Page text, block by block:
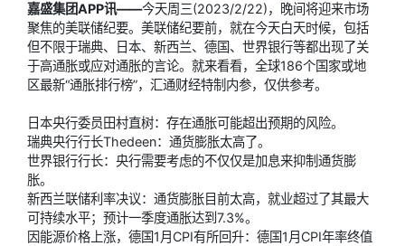
嘉盛集团APP讯——今天周三(2023/2/22)，晚间将迎来市场
聚焦的美联储纪要。美联储纪要前，就在今天白天时候，包括
但不限于瑞典、日本、新西兰、德国、世界银行等都出现了关
于高通胀或应对通胀的言论。就来看看，全球186个国家或地
区最新“通胀排行榜”，汇通财经特制内参，仅供参考。
日本央行委员田村直树：存在通胀可能超出预期的风险。
瑞典央行行长Thedeen：通货膨胀太高了。
世界银行行长：央行需要考虑的不仅仅是加息来抑制通货膨
胀。
新西兰联储利率决议：通货膨胀目前太高，就业超过了其最大
可持续水平；预计一季度通胀达到7.3%。
因能源价格上涨，德国1月CPI有所回升：德国1月CPI年率终值